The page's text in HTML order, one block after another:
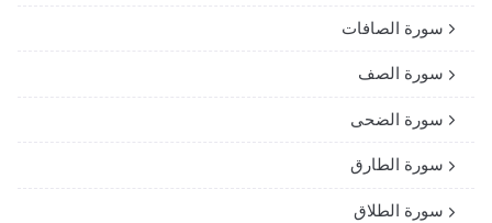
سورة الصافات
سورة الصف
سورة الضحى
سورة الطارق
سورة الطلاق